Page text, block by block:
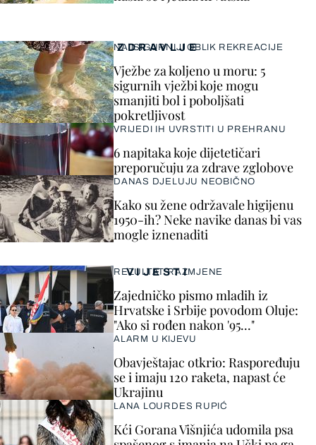
VIJESTI
REZULTAT RAZMJENE
Zajedničko pismo mladih iz
Hrvatske i Srbije povodom Oluje:
"Ako si rođen nakon '95..."
ALARM U KIJEVU
Obavještajac otkrio: Raspoređuju
se i imaju 120 raketa, napast će
Ukrajinu
LANA LOURDES RUPIĆ
Kći Gorana Višnjića udomila psa
ZDRAVLJE
NAJSIGURNIJI OBLIK REKREACIJE
Vježbe za koljeno u moru: 5
sigurnih vježbi koje mogu
smanjiti bol i poboljšati
pokretljivost
VRIJEDI IH UVRSTITI U PREHRANU
6 napitaka koje dijetetičari
preporučuju za zdrave zglobove
DANAS DJELUJU NEOBIČNO
Kako su žene održavale higijenu
1950-ih? Neke navike danas bi vas
mogle iznenaditi